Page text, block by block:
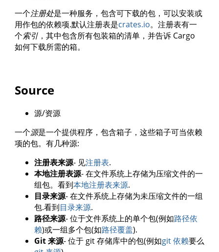
一个注册处是一种服务，包含可下载的包，可以安装或
用作包的依赖项.默认注册表是crates.io。注册表有一
个索引 ，其中包含所有包装箱的清单，并告诉 Cargo
如何下载所需的箱。
Source
源/资源
一个源是一个提供程序，包含箱子，这些箱子可当依赖
项的包。有几种源:
注册表来源- 见注册表.
本地注册表源- 在文件系统上存储为压缩文件的一
组包。看到本地注册表来源.
目录来源- 在文件系统上存储为未压缩文件的一组
包.看到目录来源.
路径来源- 位于文件系统上的单个包(例如路径依
赖)或一组多个包(如路径覆盖).
Git 来源- 位于 git 存储库中的包(例如git 依赖要么